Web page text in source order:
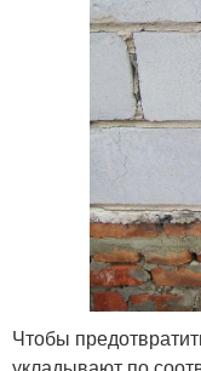
Чтобы